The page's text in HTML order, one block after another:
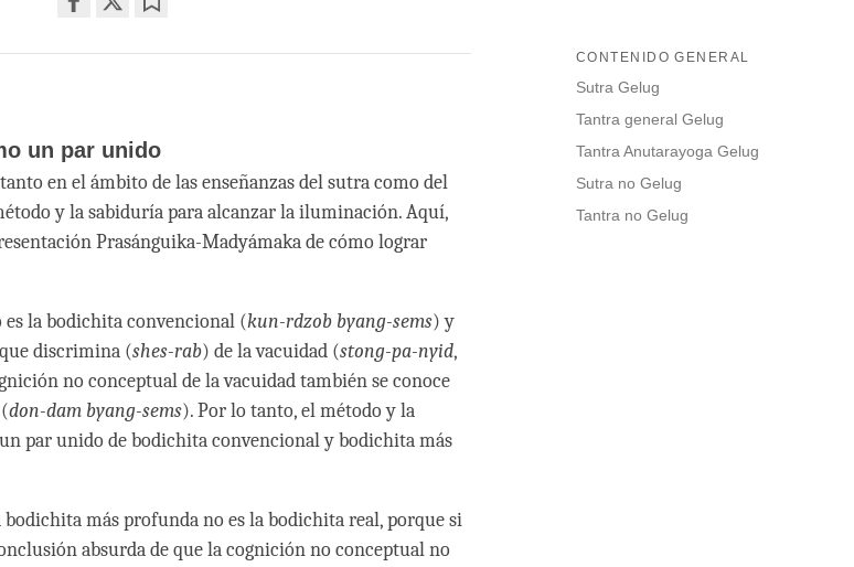
on
CONTENIDO GENERAL
Sutra Gelug
Tantra general Gelug
Tantra Anutarayoga Gelug
Sutra no Gelug
Tantra no Gelug
un par unido
en el ámbito de las enseñanzas del sutra como del
y la sabiduría para alcanzar la iluminación. Aquí,
Prasánguika-Madyámaka de cómo lograr
la bodichita convencional (kun-rdzob byang-sems) y
discrimina (shes-rab) de la vacuidad (stong-pa-nyid,
no conceptual de la vacuidad también se conoce
don-dam byang-sems). Por lo tanto, el método y la
par unido de bodichita convencional y bodichita más
más profunda no es la bodichita real, porque si
absurda de que la cognición no conceptual no